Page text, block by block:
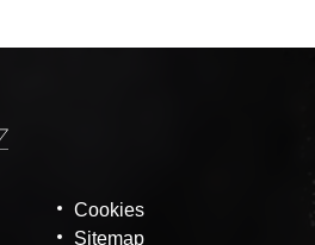
Cookies
Sitemap